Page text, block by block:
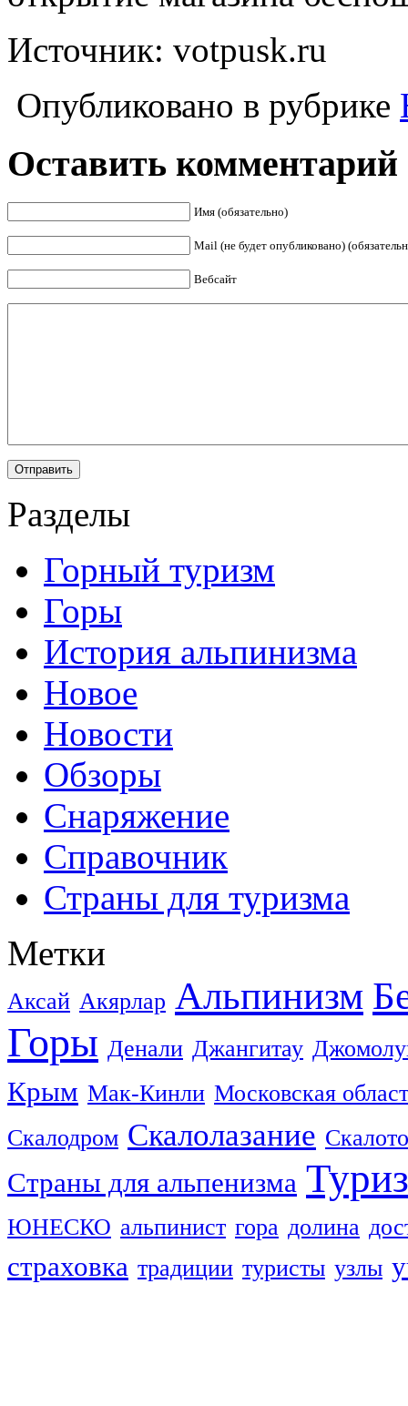
Источник: votpusk.ru
Опубликовано в рубрике
Оставить комментарий
Имя (обязательно)
Mail (не будет опубликовано)
Вебсайт
Разделы
Горный туризм
Горы
История альпинизма
Новое
Новости
Обзоры
Снаряжение
Справочник
Страны для туризма
Метки
Аксай Акярлар Альпинизм
Горы Денали Джангитау
Крым Мак-Кинли Московская
Скалодром Скалолазание
Страны для альпенизма
ЮНЕСКО альпинист гора долина
страховка традиции туристы узлы